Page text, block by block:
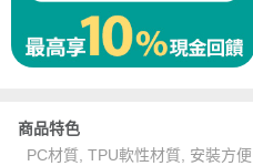
商品特色
PC材質, TPU軟性材質, 安裝方便